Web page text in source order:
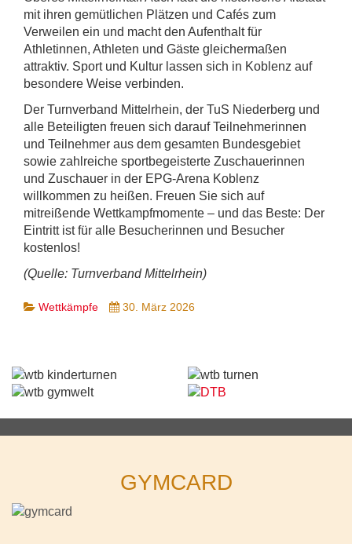
mit ihren gemütlichen Plätzen und Cafés zum
Verweilen ein und macht den Aufenthalt für
Athletinnen, Athleten und Gäste gleichermaßen
attraktiv. Sport und Kultur lassen sich in Koblenz auf
besondere Weise verbinden.
Der Turnverband Mittelrhein, der TuS Niederberg und
alle Beteiligten freuen sich darauf Teilnehmerinnen
und Teilnehmer aus dem gesamten Bundesgebiet
sowie zahlreiche sportbegeisterte Zuschauerinnen
und Zuschauer in der EPG-Arena Koblenz
willkommen zu heißen. Freuen Sie sich auf
mitreißende Wettkampfmomente – und das Beste: Der
Eintritt ist für alle Besucherinnen und Besucher
kostenlos!
(Quelle: Turnverband Mittelrhein)
Wettkämpfe 30. März 2026
GYMCARD